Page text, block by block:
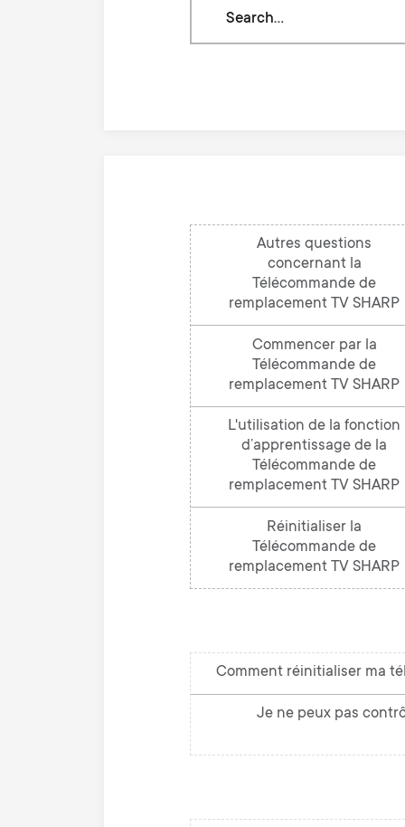
through
Autres questions
concernant la
Télécommande de
remplacement TV SHARP
Commencer par la
Télécommande de
remplacement TV SHARP
L'utilisation de la fonction
d’apprentissage de la
Télécommande de
remplacement TV SHARP
Réinitialiser la
Télécommande de
remplacement TV SHARP
Comment réinitialiser ma
Je ne peux pas